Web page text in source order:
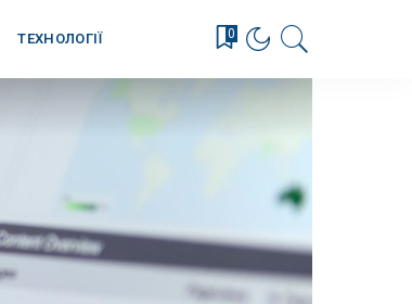
ТЕХНОЛОГІЇ 0